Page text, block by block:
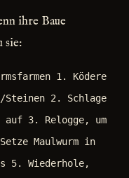
ihre Baue
sie:
1. Ködere
Steinen 2. Schlage
auf 3. Relogge, um
Maulwurm in
5. Wiederhole,